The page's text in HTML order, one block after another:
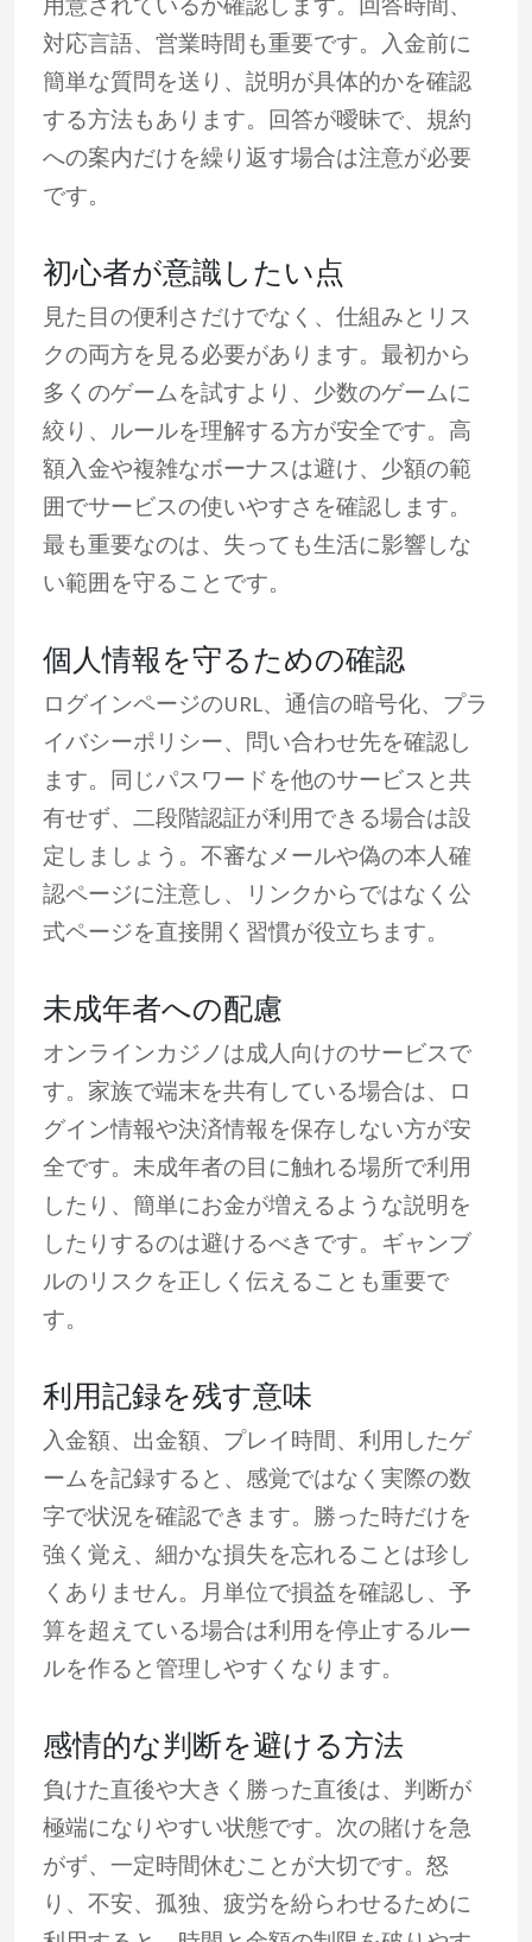
用意されているか確認します。回答時間、
対応言語、営業時間も重要です。入金前に
簡単な質問を送り、説明が具体的かを確認
する方法もあります。回答が曖昧で、規約
への案内だけを繰り返す場合は注意が必要
です。
初心者が意識したい点
見た目の便利さだけでなく、仕組みとリス
クの両方を見る必要があります。最初から
多くのゲームを試すより、少数のゲームに
絞り、ルールを理解する方が安全です。高
額入金や複雑なボーナスは避け、少額の範
囲でサービスの使いやすさを確認します。
最も重要なのは、失っても生活に影響しな
い範囲を守ることです。
個人情報を守るための確認
ログインページのURL、通信の暗号化、プラ
イバシーポリシー、問い合わせ先を確認し
ます。同じパスワードを他のサービスと共
有せず、二段階認証が利用できる場合は設
定しましょう。不審なメールや偽の本人確
認ページに注意し、リンクからではなく公
式ページを直接開く習慣が役立ちます。
未成年者への配慮
オンラインカジノは成人向けのサービスで
す。家族で端末を共有している場合は、ロ
グイン情報や決済情報を保存しない方が安
全です。未成年者の目に触れる場所で利用
したり、簡単にお金が増えるような説明を
したりするのは避けるべきです。ギャンブ
ルのリスクを正しく伝えることも重要で
す。
利用記録を残す意味
入金額、出金額、プレイ時間、利用したゲ
ームを記録すると、感覚ではなく実際の数
字で状況を確認できます。勝った時だけを
強く覚え、細かな損失を忘れることは珍し
くありません。月単位で損益を確認し、予
算を超えている場合は利用を停止するルー
ルを作ると管理しやすくなります。
感情的な判断を避ける方法
負けた直後や大きく勝った直後は、判断が
極端になりやすい状態です。次の賭けを急
がず、一定時間休むことが大切です。怒
り、不安、孤独、疲労を紛らわせるために